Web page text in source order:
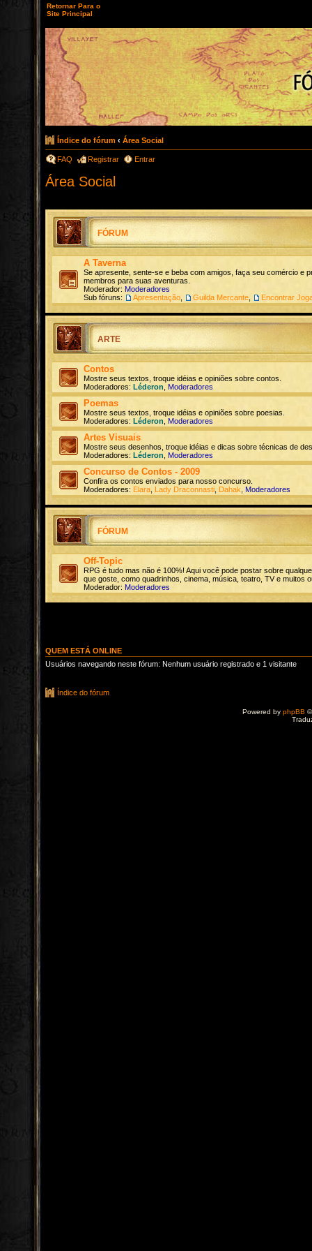
Retornar Para o
Site Principal
Índice do fórum ‹ Área Social
FAQ Registrar Entrar
Área Social
FÓRUM
A Taverna
Se apresente, sente-se e beba com amigos, faça seu comércio e
membros para suas aventuras.
Moderador: Moderadores
Sub fóruns:
Apresentação Guilda Mercante Encontrar
ARTE
Contos
Mostre seus textos, troque idéias e opiniões sobre contos.
Moderadores: Léderon Moderadores
Poemas
Mostre seus textos, troque idéias e opiniões sobre poesias.
Moderadores: Léderon Moderadores
Artes Visuais
Mostre seus desenhos, troque idéias e dicas sobre técnicas de
Moderadores: Léderon Moderadores
Concurso de Contos - 2009
Confira os contos enviados para nosso concurso.
Moderadores: Elara Lady Draconnasti Dahak Moderadores
FÓRUM
Off-Topic
RPG é tudo mas não é 100%! Aqui você pode postar sobre
que goste, como quadrinhos, cinema, música, teatro, TV e muitos
Moderador: Moderadores
QUEM ESTÁ ONLINE
Usuários navegando neste fórum: Nenhum usuário registrado e 1 visitante
Índice do fórum
Powered by phpBB